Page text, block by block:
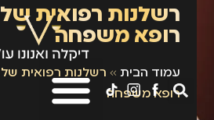
רשלנות רפואית של
רופא משפחה
עמוד הבית» רשלנות רפואית של
רופא משפחה